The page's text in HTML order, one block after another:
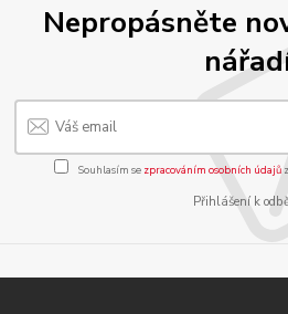
Nepropásněte
Souhlasím se zpracováním osobních údajů
Přihlášení k